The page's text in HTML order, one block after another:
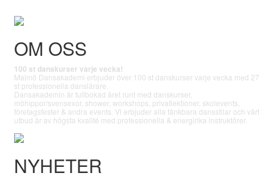
OM OSS
100 st danskurser varje vecka!
Malmö Dansakademi erbjuder över 100 st danskurser varje vecka med 27
st professionella danslärare.
Dansakademin är fullbokad året runt med danskurser,
möhippor/svensexor, shower, workshops, privatlektioner, skolevents,
företagsfester & andra events. Vi erbjuder alla tänkbara dansstilar och vårt
utbud är av högsta kvalité med professionella & energirika instruktörer.
NYHETER